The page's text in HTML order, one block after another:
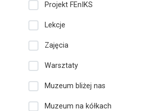
Projekt FEnIKS
Lekcje
Zajęcia
Warsztaty
Muzeum bliżej nas
Muzeum na kółkach